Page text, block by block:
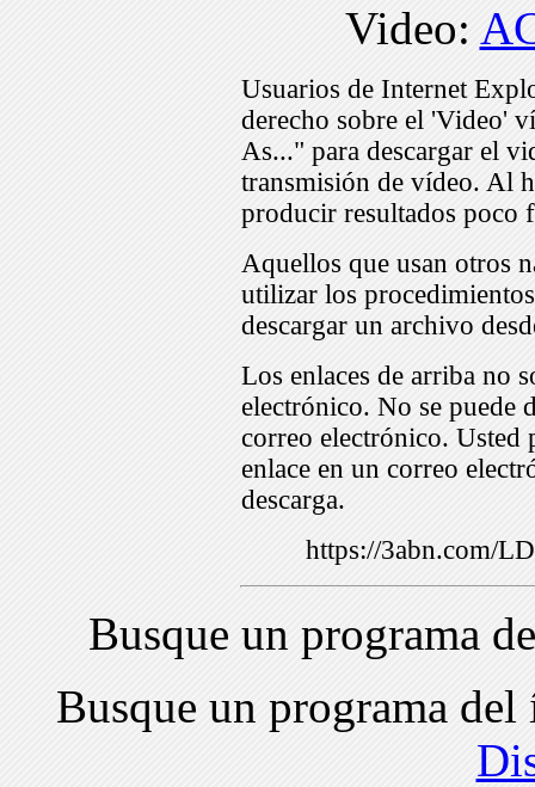
Video:
Usuarios de Internet
derecho sobre el 'Video'
As..." para descargar el
transmisión de vídeo. Al
producir resultados poco
Aquellos que usan otros
utilizar los
descargar un archivo
Los enlaces de arriba no
electrónico. No se puede
correo electrónico. Usted
enlace en un correo
descarga.
https://3abn.com/
Busque un programa
Busque un programa